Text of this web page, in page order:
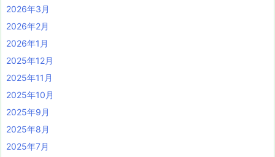
2026年3月
2026年2月
2026年1月
2025年12月
2025年11月
2025年10月
2025年9月
2025年8月
2025年7月